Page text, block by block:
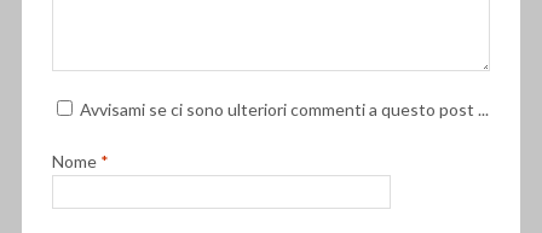
Avvisami se ci sono ulteriori commenti a questo post ...
Nome *